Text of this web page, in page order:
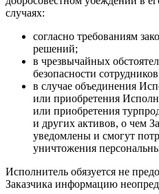
случаях:
согласно требованиям
решений;
в чрезвычайных
безопасности
в случае объединения
или приобретения
или приобретения
и других активов, о чем
уведомлены и смогут
уничтожения
Исполнитель обязуется не
Заказчика информацию